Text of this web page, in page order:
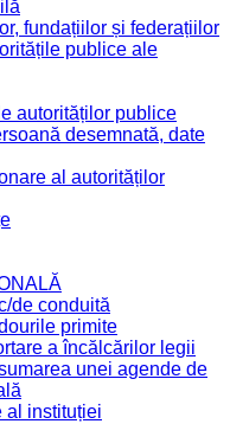
fundațiilor și federațiilor
publice ale
autorităților publice
desemnată, date
al autorităților
de conduită
primite
a încălcărilor legii
unei agende de
al instituției